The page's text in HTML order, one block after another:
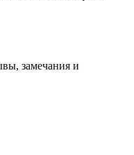
замечания и